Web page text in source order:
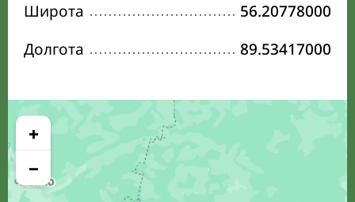
Широта
56.20778000
Долгота
89.53417000
+
−